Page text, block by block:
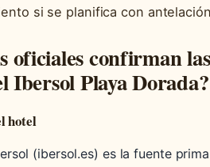
si se planifica con
oficiales confirman
Ibersol Playa Dorada?
hotel
(ibersol.es) es la fuente